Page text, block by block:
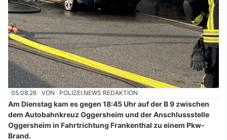
05.08.26 VON POLIZEI.NEWS REDAKTION
Am Dienstag kam es gegen 18:45 Uhr auf der B 9 zwischen
dem Autobahnkreuz Oggersheim und der Anschlussstelle
Oggersheim in Fahrtrichtung Frankenthal zu einem Pkw-
Brand.